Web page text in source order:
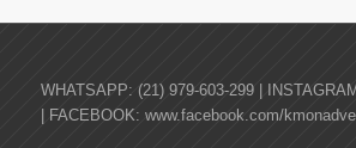
WHATSAPP: (21) 979-603-299 |
| FACEBOOK: www.facebook.com/